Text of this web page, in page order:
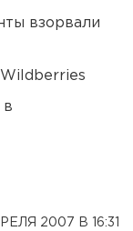
взорвали
в
2007 В 16:31